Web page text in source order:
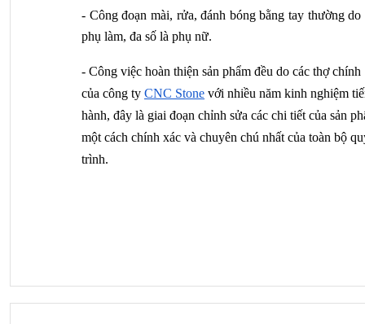
- Công đoạn mài, rửa, đánh bóng bằng tay thường do
phụ làm, đa số là phụ nữ.
- Công việc hoàn thiện sản phẩm đều do các thợ chính
của công ty CNC Stone với nhiều năm kinh nghiệm
hành, đây là giai đoạn chỉnh sửa các chi tiết của sản
một cách chính xác và chuyên chú nhất của toàn bộ
trình.